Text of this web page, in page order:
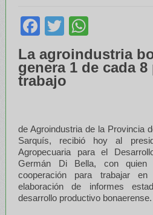
Facebook
Twitter
La agroindustria
genera 1 de cada
trabajo
de Agroindustria de la Provincia
Sarquís, recibió hoy al
Agropecuaria para el
Germán Di Bella, con
cooperación para trabajar
elaboración de informes
desarrollo productivo bonaerense.